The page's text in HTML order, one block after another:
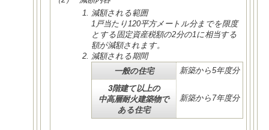
減額される範囲
1戸当たり120平方メートル分までを限度
とする固定資産税額の2分の1に相当する
額が減額されます。
減額される期間
一般の住宅 新築から5年度分
3階建て以上の
中高層耐火建築物で
ある住宅
新築から7年度分